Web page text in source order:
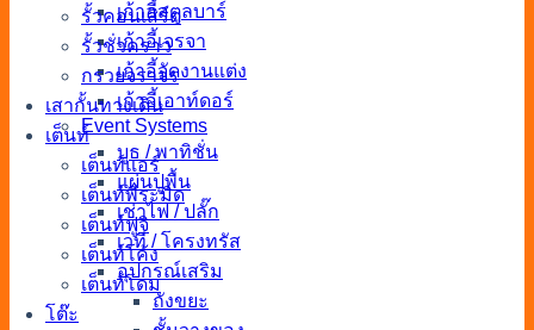
เก้าอี้สตูลบาร์
เก้าอี้เจรจา
เก้าอี้จัดงานแต่ง
เก้าอี้เอาท์ดอร์
Event Systems
บูธ / พาทิชั่น
แผ่นปูพื้น
เช่าไฟ / ปลั๊ก
เวที / โครงทรัส
อุปกรณ์เสริม
ถังขยะ
รั้วคอนเสิร์ต
รั้วชั่วคราว
กรวยจราจร
เสากั้นทางเดิน
เต็นท์
เต็นท์แอร์
เต็นท์พีระมิด
เต็นท์ฟูจิ
เต็นท์โค้ง
เต็นท์โดม
โต๊ะ